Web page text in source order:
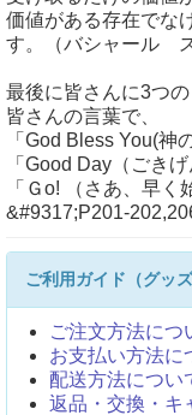
価値がある存在でな
す。（バシャール
最後に皆さんに3つ
皆さんの言葉で、
「God Bless You(神
「Good Day（ごきげ
「Ｇo! （さあ、早
&#9317;P201-
ご利用ガイド（グッ
ご注文方法につ
お支払い方法に
配送方法につい
返品・交換・キ